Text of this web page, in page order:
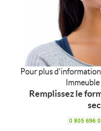
Pour plus
Remplissez le